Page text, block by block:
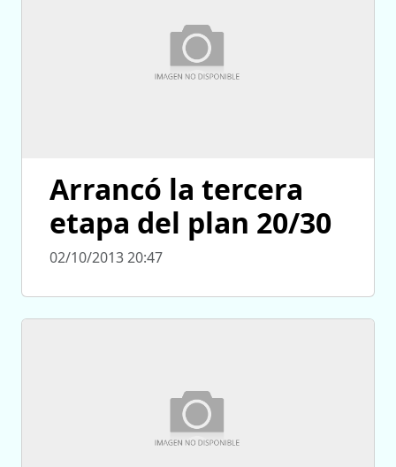
Arrancó la tercera
etapa del plan 20/30
02/10/2013 20:47